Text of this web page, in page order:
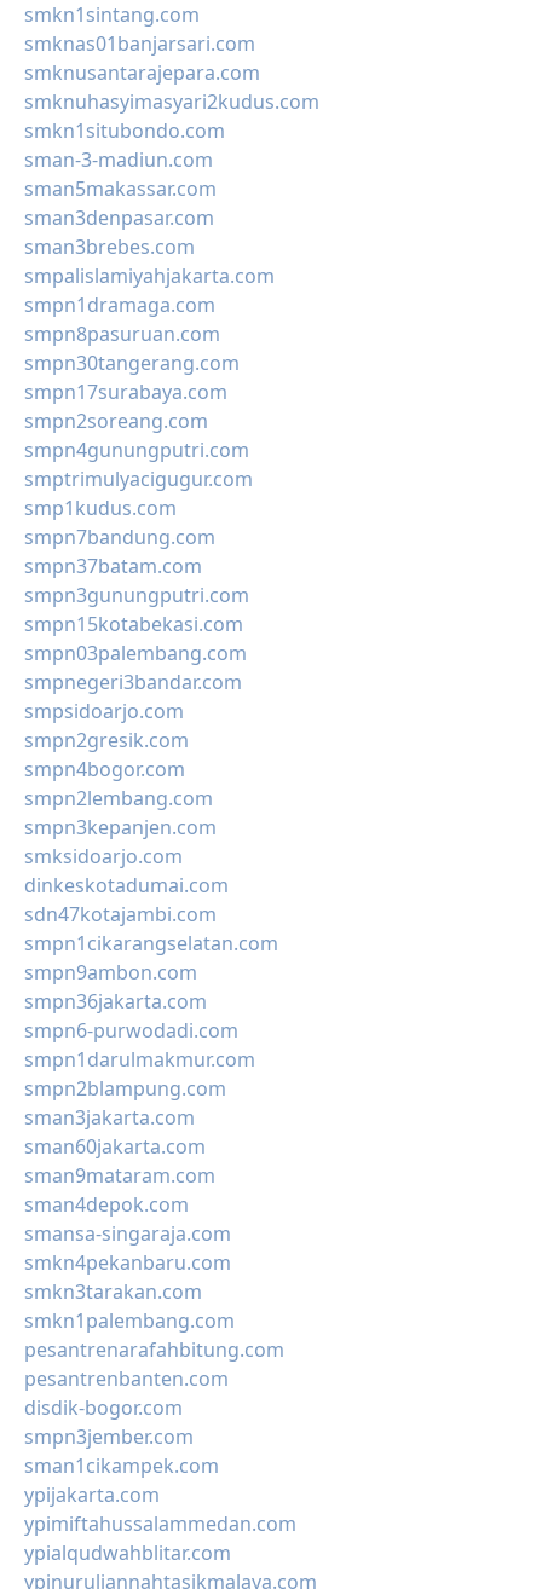
smkn1sintang.com
smknas01banjarsari.com
smknusantarajepara.com
smknuhasyimasyari2kudus.com
smkn1situbondo.com
sman-3-madiun.com
sman5makassar.com
sman3denpasar.com
sman3brebes.com
smpalislamiyahjakarta.com
smpn1dramaga.com
smpn8pasuruan.com
smpn30tangerang.com
smpn17surabaya.com
smpn2soreang.com
smpn4gunungputri.com
smptrimulyacigugur.com
smp1kudus.com
smpn7bandung.com
smpn37batam.com
smpn3gunungputri.com
smpn15kotabekasi.com
smpn03palembang.com
smpnegeri3bandar.com
smpsidoarjo.com
smpn2gresik.com
smpn4bogor.com
smpn2lembang.com
smpn3kepanjen.com
smksidoarjo.com
dinkeskotadumai.com
sdn47kotajambi.com
smpn1cikarangselatan.com
smpn9ambon.com
smpn36jakarta.com
smpn6-purwodadi.com
smpn1darulmakmur.com
smpn2blampung.com
sman3jakarta.com
sman60jakarta.com
sman9mataram.com
sman4depok.com
smansa-singaraja.com
smkn4pekanbaru.com
smkn3tarakan.com
smkn1palembang.com
pesantrenarafahbitung.com
pesantrenbanten.com
disdik-bogor.com
smpn3jember.com
sman1cikampek.com
ypijakarta.com
ypimiftahussalammedan.com
ypialqudwahblitar.com
ypinuruljannahtasikmalaya.com